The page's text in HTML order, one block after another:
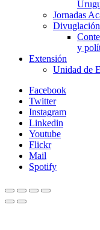
Jornadas
y
Extensión
Unidad de
Facebook
Twitter
Instagram
Linkedin
Youtube
Flickr
Mail
Spotify